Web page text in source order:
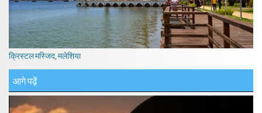
क्रिस्टल मस्जिद, मलेशिया
आगे पढ़ें